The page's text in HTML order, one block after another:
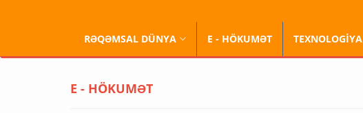
RƏQƏMSAL DÜNYA E - HÖKUMƏT TEXNOLOGİYA
E - HÖKUMƏT